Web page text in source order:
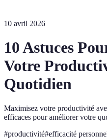
10 avril 2026
10 Astuces
Votre
Quotidien
Maximisez votre productivité
efficaces pour améliorer votre
#productivité#efficacité